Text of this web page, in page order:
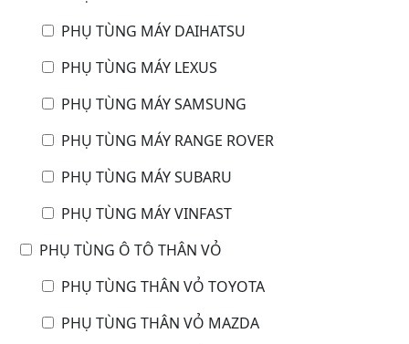
PHỤ TÙNG MÁY DAIHATSU
PHỤ TÙNG MÁY LEXUS
PHỤ TÙNG MÁY SAMSUNG
PHỤ TÙNG MÁY RANGE ROVER
PHỤ TÙNG MÁY SUBARU
PHỤ TÙNG MÁY VINFAST
PHỤ TÙNG Ô TÔ THÂN VỎ
PHỤ TÙNG THÂN VỎ TOYOTA
PHỤ TÙNG THÂN VỎ MAZDA